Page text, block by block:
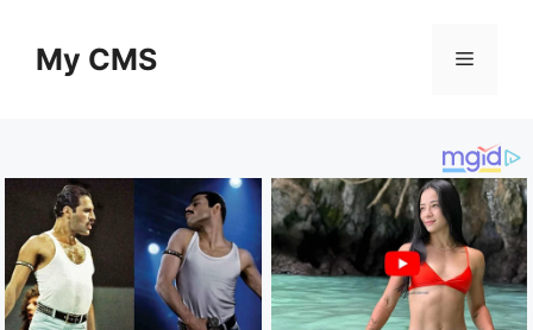
contentMy CMS Menu